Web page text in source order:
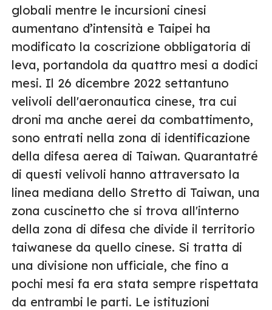
globali mentre le incursioni cinesi
aumentano d’intensità e Taipei ha
modificato la coscrizione obbligatoria di
leva, portandola da quattro mesi a dodici
mesi. Il 26 dicembre 2022 settantuno
velivoli dell'aeronautica cinese, tra cui
droni ma anche aerei da combattimento,
sono entrati nella zona di identificazione
della difesa aerea di Taiwan. Quarantatré
di questi velivoli hanno attraversato la
linea mediana dello Stretto di Taiwan, una
zona cuscinetto che si trova all'interno
della zona di difesa che divide il territorio
taiwanese da quello cinese. Si tratta di
una divisione non ufficiale, che fino a
pochi mesi fa era stata sempre rispettata
da entrambi le parti. Le istituzioni